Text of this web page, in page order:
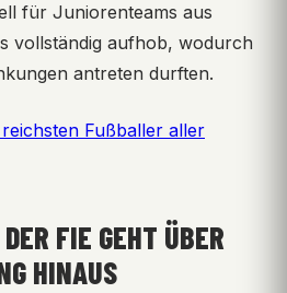
für Juniorenteams aus
vollständig aufhob, wodurch
antreten durften.
reichsten Fußballer aller
FIE GEHT ÜBER
HINAUS